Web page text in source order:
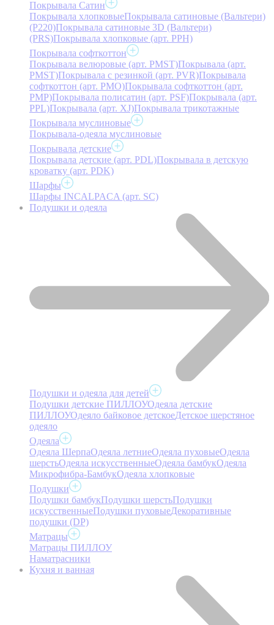
Покрывала Сатин
Покрывала хлопковыеПокрывала сатиновые (Вальтери)
(P220)Покрывала сатиновые 3D (Вальтери)
(PRS)Покрывала хлопковые (арт. PPH)
Покрывала софткоттон
Покрывала велюровые (арт. PMST)Покрывала (арт.
PMST)Покрывала с резинкой (арт. PVR)Покрывала
софткоттон (арт. PMO)Покрывала софткоттон (арт.
PMP)Покрывала полисатин (арт. PSF)Покрывала (арт.
PPL)Покрывала (арт. XJ)Покрывала трикотажные
Покрывала муслиновые
Покрывала-одеяла муслиновые
Покрывала детские
Покрывала детские (арт. PDL)Покрывала в детскую
кроватку (арт. PDK)
Шарфы
Шарфы INCALPACA (арт. SC)
Подушки и одеяла
Подушки и одеяла для детей
Подушки детские ПИЛЛОУОдеяла детские
ПИЛЛОУОдеяло байковое детскоеДетское шерстяное
одеяло
Одеяла
Одеяла ШерпаОдеяла летниеОдеяла пуховыеОдеяла
шерстьОдеяла искусственныеОдеяла бамбукОдеяла
Микрофибра-БамбукОдеяла хлопковые
Подушки
Подушки бамбукПодушки шерстьПодушки
искусственныеПодушки пуховыеДекоративные
подушки (DP)
Матрацы
Матрацы ПИЛЛОУ
Наматрасники
Кухня и ванная